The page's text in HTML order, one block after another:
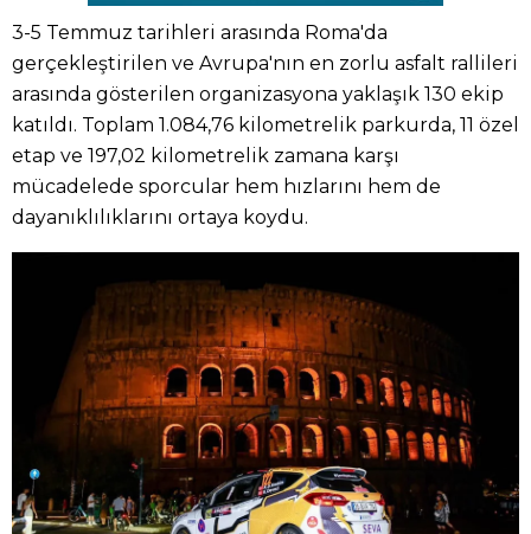
3-5 Temmuz tarihleri arasında Roma'da
gerçekleştirilen ve Avrupa'nın en zorlu asfalt rallileri
arasında gösterilen organizasyona yaklaşık 130 ekip
katıldı. Toplam 1.084,76 kilometrelik parkurda, 11 özel
etap ve 197,02 kilometrelik zamana karşı
mücadelede sporcular hem hızlarını hem de
dayanıklılıklarını ortaya koydu.